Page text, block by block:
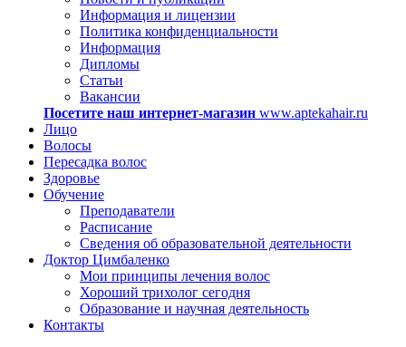
Информация и лицензии
Политика конфиденциальности
Информация
Дипломы
Статьи
Вакансии
Посетите наш интернет-магазин www.aptekahair.ru
Лицо
Волосы
Пересадка волос
Здоровье
Обучение
Преподаватели
Расписание
Сведения об образовательной деятельности
Доктор Цимбаленко
Мои принципы лечения волос
Хороший трихолог сегодня
Образование и научная деятельность
Контакты